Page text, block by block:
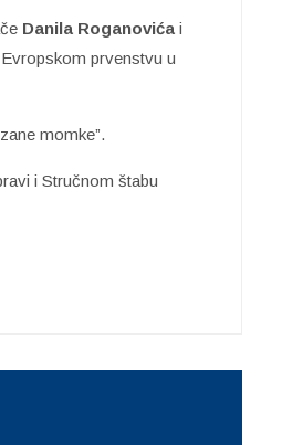
Danila Roganovića i
prvenstvu u
momke”.
i Stručnom štabu